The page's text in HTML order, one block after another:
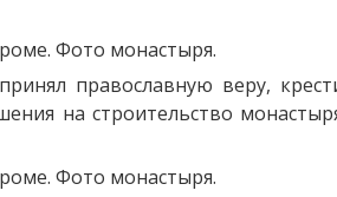
православную веру,
на строительство